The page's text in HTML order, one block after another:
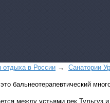
отдыха в России → Санатории
бальнеотерапевтический
между устьями рек Тульгуз